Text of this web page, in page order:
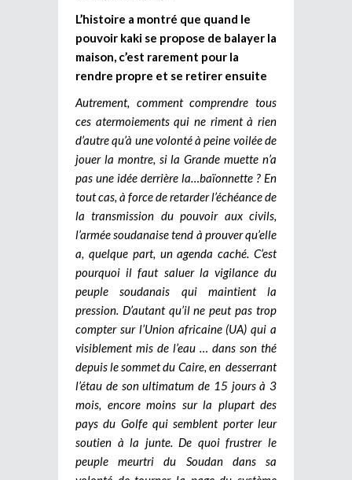
L’histoire a montré que quand le
pouvoir kaki se propose de balayer la
maison, c’est rarement pour la
rendre propre et se retirer ensuite
Autrement, comment comprendre tous
ces atermoiements qui ne riment à rien
d’autre qu’à une volonté à peine voilée de
jouer la montre, si la Grande muette n’a
pas une idée derrière la…baïonnette ? En
tout cas, à force de retarder l’échéance de
la transmission du pouvoir aux civils,
l’armée soudanaise tend à prouver qu’elle
a, quelque part, un agenda caché. C’est
pourquoi il faut saluer la vigilance du
peuple soudanais qui maintient la
pression. D’autant qu’il ne peut pas trop
compter sur l’Union africaine (UA) qui a
visiblement mis de l’eau … dans son thé
depuis le sommet du Caire, en desserrant
l’étau de son ultimatum de 15 jours à 3
mois, encore moins sur la plupart des
pays du Golfe qui semblent porter leur
soutien à la junte. De quoi frustrer le
peuple meurtri du Soudan dans sa